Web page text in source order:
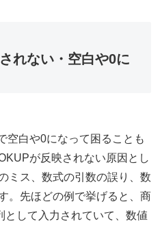
れない・空白や0に
空白や0になって困ることも
が反映されない原因とし
ミス、数式の引数の誤り、数
。先ほどの例で挙げると、商
して入力されていて、数値